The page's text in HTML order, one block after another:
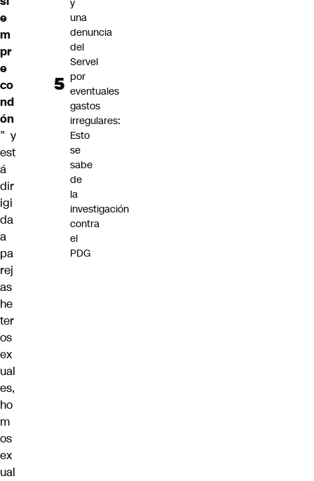
e
m
pr
e
co
nd
ón
” y
est
á
dir
igi
da
a
pa
rej
as
he
ter
os
ex
ual
es,
ho
m
os
ex
ual
y
una
denuncia
del
Servel
por
eventuales
gastos
irregulares:
Esto
se
sabe
de
la
investigación
contra
el
PDG